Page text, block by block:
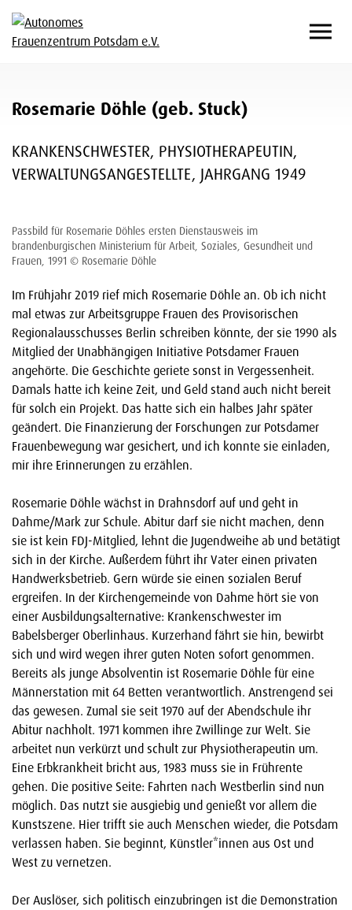
Rosemarie Döhle (geb. Stuck)
KRANKENSCHWESTER, PHYSIOTHERAPEUTIN,
VERWALTUNGSANGESTELLTE, JAHRGANG 1949
Passbild für Rosemarie Döhles ersten Dienstausweis im
brandenburgischen Ministerium für Arbeit, Soziales, Gesundheit und
Frauen, 1991 © Rosemarie Döhle
Im Frühjahr 2019 rief mich Rosemarie Döhle an. Ob ich nicht
mal etwas zur Arbeitsgruppe Frauen des Provisorischen
Regionalausschusses Berlin schreiben könnte, der sie 1990 als
Mitglied der Unabhängigen Initiative Potsdamer Frauen
angehörte. Die Geschichte geriete sonst in Vergessenheit.
Damals hatte ich keine Zeit, und Geld stand auch nicht bereit
für solch ein Projekt. Das hatte sich ein halbes Jahr später
geändert. Die Finanzierung der Forschungen zur Potsdamer
Frauenbewegung war gesichert, und ich konnte sie einladen,
mir ihre Erinnerungen zu erzählen.
Rosemarie Döhle wächst in Drahnsdorf auf und geht in
Dahme/Mark zur Schule. Abitur darf sie nicht machen, denn
sie ist kein FDJ-Mitglied, lehnt die Jugendweihe ab und betätigt
sich in der Kirche. Außerdem führt ihr Vater einen privaten
Handwerksbetrieb. Gern würde sie einen sozialen Beruf
ergreifen. In der Kirchengemeinde von Dahme hört sie von
einer Ausbildungsalternative: Krankenschwester im
Babelsberger Oberlinhaus. Kurzerhand fährt sie hin, bewirbt
sich und wird wegen ihrer guten Noten sofort genommen.
Bereits als junge Absolventin ist Rosemarie Döhle für eine
Männerstation mit 64 Betten verantwortlich. Anstrengend sei
das gewesen. Zumal sie seit 1970 auf der Abendschule ihr
Abitur nachholt. 1971 kommen ihre Zwillinge zur Welt. Sie
arbeitet nun verkürzt und schult zur Physiotherapeutin um.
Eine Erbkrankheit bricht aus, 1983 muss sie in Frührente
gehen. Die positive Seite: Fahrten nach Westberlin sind nun
möglich. Das nutzt sie ausgiebig und genießt vor allem die
Kunstszene. Hier trifft sie auch Menschen wieder, die Potsdam
verlassen haben. Sie beginnt, Künstler*innen aus Ost und
West zu vernetzen.
Der Auslöser, sich politisch einzubringen ist die Demonstration